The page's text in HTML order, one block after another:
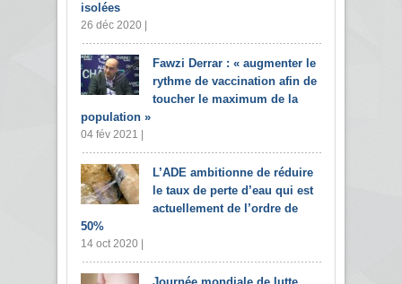
isolées
26 déc 2020 |
Fawzi Derrar : « augmenter le
rythme de vaccination afin de
toucher le maximum de la
population »
04 fév 2021 |
L’ADE ambitionne de réduire
le taux de perte d’eau qui est
actuellement de l’ordre de
50%
14 oct 2020 |